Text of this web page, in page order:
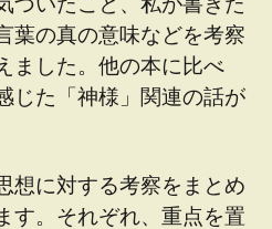
葉の真の意味などを考察
ました。他の本に比べ
じた「神様」関連の話が
想に対する考察をまとめ
す。それぞれ、重点を置